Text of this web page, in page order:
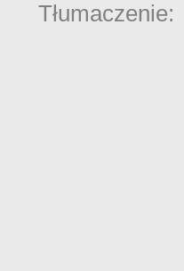
Tłumaczenie: